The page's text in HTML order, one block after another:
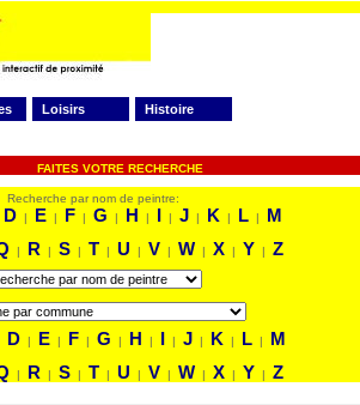
Loisirs Histoire
FAITES VOTRE RECHERCHE
Recherche par nom de peintre:
D | E | F | G | H | I | J | K | L |
M
| R | S | T | U | V | W | X | Y | Z
D | E | F | G | H | I | J | K | L |
M
| R | S | T | U | V | W | X | Y | Z